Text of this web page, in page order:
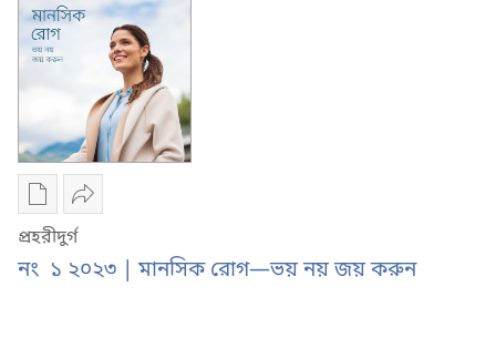
আর
কোনটা
ভুল
কীভাবে
তা
নির্ধারণ
করবেন?
—
আপনি
কীভাবে
নির্ধারণ
করবেন?
ডিজিটাল
প্রকাশনাদি
ডাউনলোড
শেয়ার
প্রহরীদুর্গ
মানসিক
প্রহরীদুর্গ
নং ১ ২০২৩ | মানসিক রোগ—ভয় নয় জয় করুন